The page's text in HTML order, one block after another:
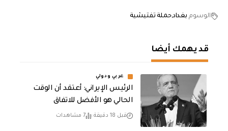
الوسوم بغدادحملة تفتيشية
قد يهمك أيضا
عربي ودولي
الرئيس الإيراني: أعتقد أن الوقت
الحالي هو الأفضل للاتفاق
قبل 18 دقيقة 7 مشاهدات